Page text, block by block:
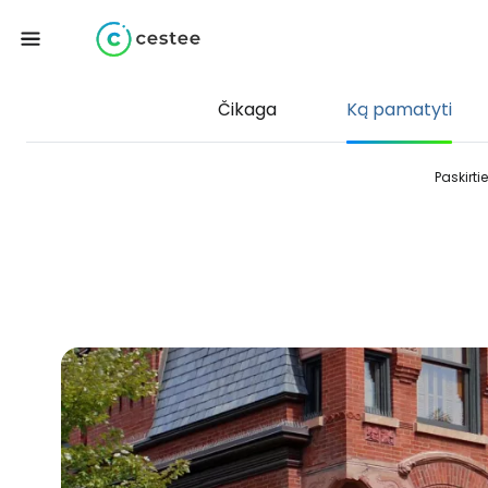
Čikaga Ką pamatyti